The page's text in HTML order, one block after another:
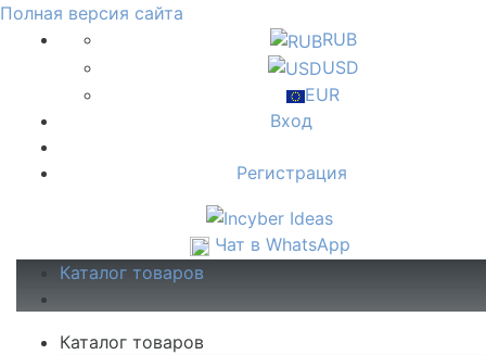
Полная версия сайта
RUB
USD
EUR
Вход
Регистрация
Чат в WhatsApp
Каталог товаров
Каталог товаров